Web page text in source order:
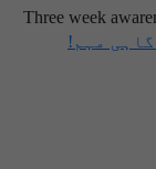
مہم!